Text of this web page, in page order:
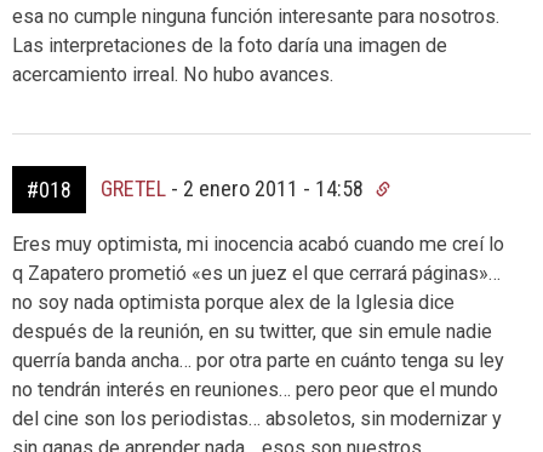
esa no cumple ninguna función interesante para nosotros.
Las interpretaciones de la foto daría una imagen de
acercamiento irreal. No hubo avances.
#018 GRETEL - 2 enero 2011 - 14:58
Eres muy optimista, mi inocencia acabó cuando me creí lo
q Zapatero prometió «es un juez el que cerrará páginas»…
no soy nada optimista porque alex de la Iglesia dice
después de la reunión, en su twitter, que sin emule nadie
querría banda ancha… por otra parte en cuánto tenga su ley
no tendrán interés en reuniones… pero peor que el mundo
del cine son los periodistas… absoletos, sin modernizar y